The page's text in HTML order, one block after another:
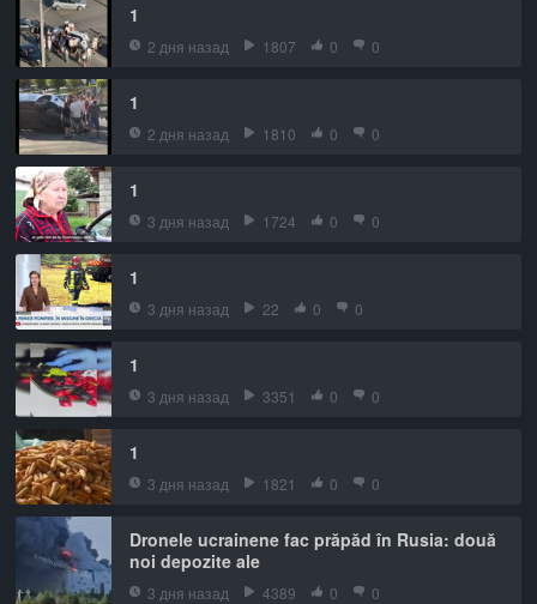
1
2 дня назад 1807 0 0
1
2 дня назад 1810 0 0
1
3 дня назад 1724 0 0
1
3 дня назад 22 0 0
1
3 дня назад 3351 0 0
1
3 дня назад 1821 0 0
Dronele ucrainene fac prăpăd în Rusia: două
noi depozite ale
3 дня назад 4389 0 0